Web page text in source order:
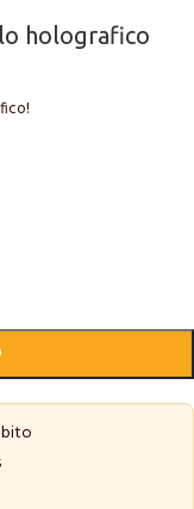
holografico